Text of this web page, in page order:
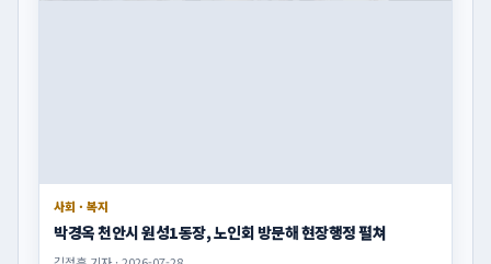
사회 · 복지
박경옥 천안시 원성1동장, 노인회 방문해 현장행정 펼쳐